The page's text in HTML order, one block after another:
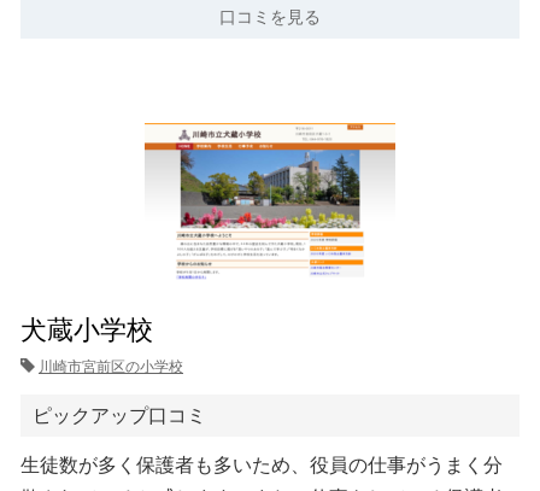
口コミを見る
犬蔵小学校
川崎市宮前区の小学校
ピックアップ口コミ
生徒数が多く保護者も多いため、役員の仕事がうまく分